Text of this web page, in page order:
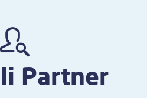
Partner